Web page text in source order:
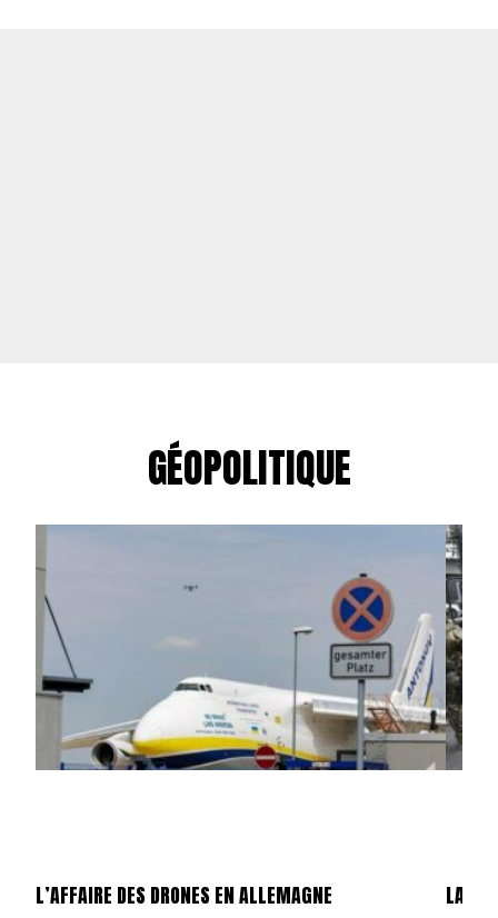
GÉOPOLITIQUE
L’AFFAIRE DES DRONES EN ALLEMAGNE LA